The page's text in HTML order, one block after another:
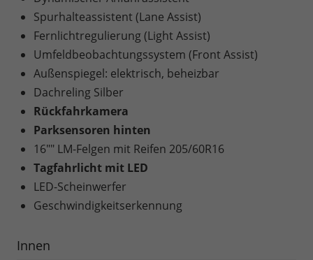
Spurhalteassistent (Lane Assist)
Fernlichtregulierung (Light Assist)
Umfeldbeobachtungssystem (Front Assist)
Außenspiegel: elektrisch, beheizbar
Dachreling Silber
Rückfahrkamera
Parksensoren hinten
16"" LM-Felgen mit Reifen 205/60R16
Tagfahrlicht mit LED
LED-Scheinwerfer
Geschwindigkeitserkennung
Innen